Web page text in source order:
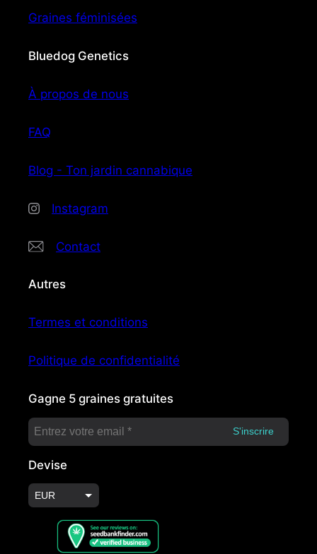
Graines féminisées
Bluedog Genetics
À propos de nous
FAQ
Blog - Ton jardin cannabique
Instagram
Contact
Autres
Termes et conditions
Politique de confidentialité
Gagne 5 graines gratuites
Devise
EUR